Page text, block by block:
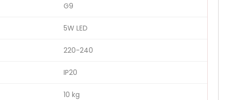
G9
5W LED
220-240
IP20
10 kg